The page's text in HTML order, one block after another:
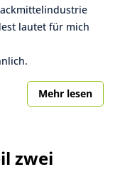
lautet für mich
Mehr lesen
zwei